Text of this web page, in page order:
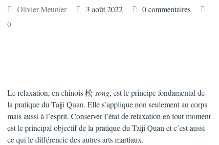
Olivier Meunier 3 août 2022 0 commentaires
0
Le relaxation, en chinois 松song, est le principe fondamental de
la pratique du Taiji Quan. Elle s’applique non seulement au corps
mais aussi à l’esprit. Conserver l’état de relaxation en tout moment
est le principal objectif de la pratique du Taiji Quan et c’est aussi
ce qui le différencie des autres arts martiaux.